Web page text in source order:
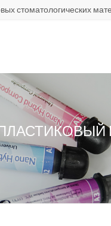
стоматологических